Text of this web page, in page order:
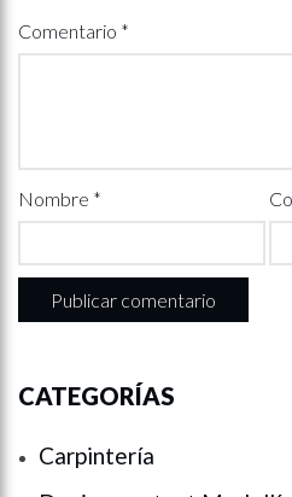
Comentario *
Nombre *
CATEGORÍAS
Carpintería